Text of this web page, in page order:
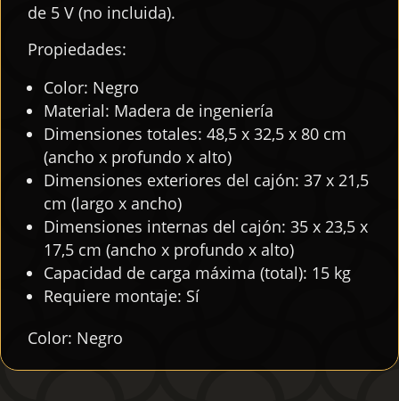
de 5 V (no incluida).
Propiedades:
Color: Negro
Material: Madera de ingeniería
Dimensiones totales: 48,5 x 32,5 x 80 cm
(ancho x profundo x alto)
Dimensiones exteriores del cajón: 37 x 21,5
cm (largo x ancho)
Dimensiones internas del cajón: 35 x 23,5 x
17,5 cm (ancho x profundo x alto)
Capacidad de carga máxima (total): 15 kg
Requiere montaje: Sí
Color: Negro